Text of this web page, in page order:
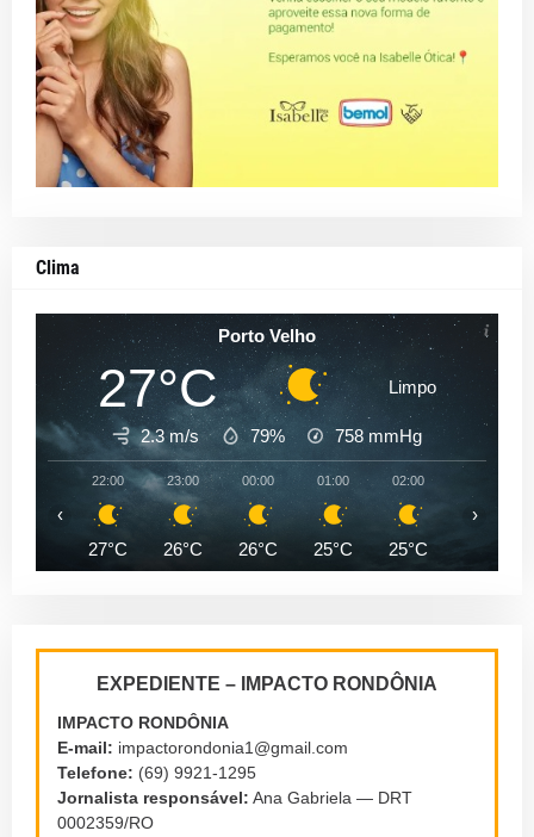
Clima
Porto Velho
27°C Limpo
2.3 m/s 79% 758 mmHg
22:00
27°C
23:00
26°C
00:00
26°C
01:00
25°C
02:00
25°C
‹ ›
EXPEDIENTE – IMPACTO RONDÔNIA
IMPACTO RONDÔNIA
E-mail: impactorondonia1@gmail.com
Telefone: (69) 9921-1295
Jornalista responsável: Ana Gabriela — DRT
0002359/RO